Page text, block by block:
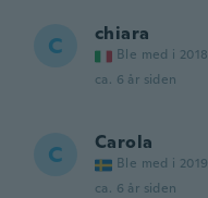
C chiara
Ble med i 2018
ca. 6 år siden
C Carola
Ble med i 2019
ca. 6 år siden